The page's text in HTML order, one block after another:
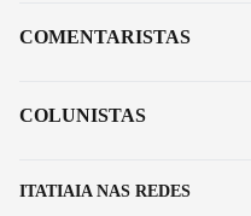
ITATIAIA NAS REDES
COMENTARISTAS
COLUNISTAS